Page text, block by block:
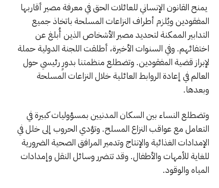
يمنح القانون الإنساني للعائلات الحق في معرفة مصير أقاربها
المفقودين ويُلزم أطراف النزاعات المسلحة باتخاذ جميع
التدابير الممكنة لتحديد مصير الأشخاص الذين أُبلغ عن
اختفائهم. وفي السنوات الأخيرة، أطلقت اللجنة الدولية حملة
لإبراز قضية المفقودين. وتضطلع منظمتنا بدورٍ رئيسي حول
العالم في إعادة الروابط العائلية خلال النزاعات المسلحة
وبعدها.
وتضطلع النساء بين السكان المدنيين بمسؤوليات كبيرة في
التعامل مع عواقب النزاع المسلح. وتؤدي الحروب إلى خلل في
الإمدادات الغذائية والإنتاج وتدمير المرافق الصحية الضرورية
للغاية للأمهات والأطفال. وقد تتضرر وسائل النقل وإمدادات
المياه والوقود.